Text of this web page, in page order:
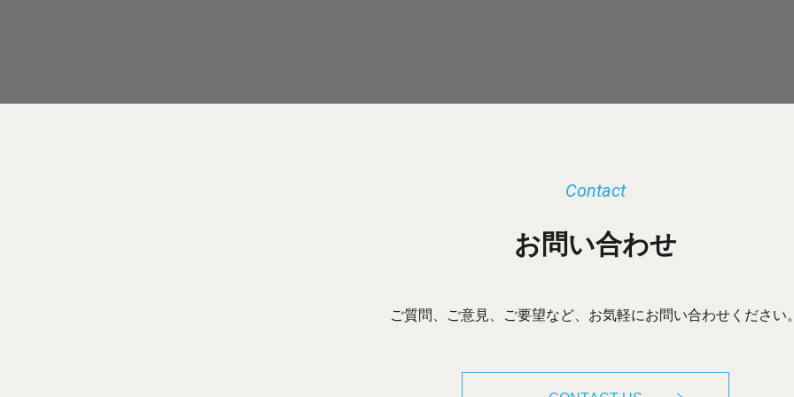
お問い合わせ
Contact
ご質問、ご意見、ご要望など、お気軽にお問い合わせください